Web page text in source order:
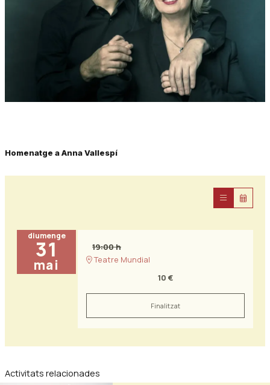
Homenatge a Anna Vallespí
diumenge
31
mai
19:00 h
Teatre Mundial
10 €
Finalitzat
Activitats relacionades